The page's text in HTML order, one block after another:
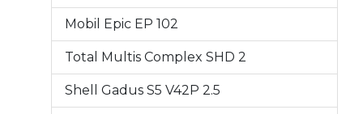
Mobil Epic EP 102
Total Multis Complex SHD 2
Shell Gadus S5 V42P 2.5